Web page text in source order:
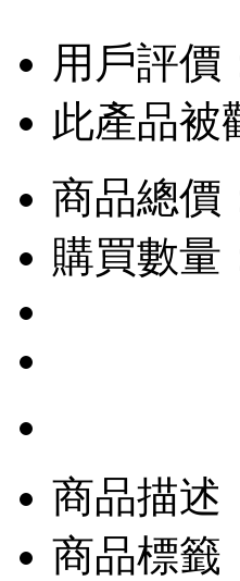
用戶評價
此產品被
商品總價
購買數量
商品描述
商品標籤